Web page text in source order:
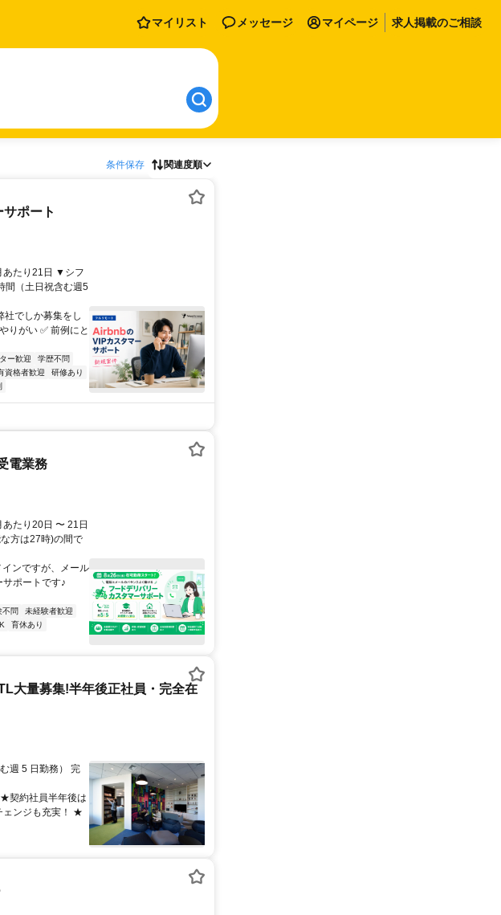
マイリスト メッセージ マイページ 求人掲載のご相談
条件保存 関連度順
ポート
あたり21日 ▼シフ
間（土日祝含む週5
でしか募集をし
りがい ✅ 前例にと
ー歓迎
学歴不問
資格者歓迎
研修あり
電業務
たり20日 〜 21日
方は27時)の間で
ンですが、メール
ポートです♪
不問
未経験者歓迎
育休あり
大量募集!半年後正社員・完全在
週 5 日勤務） 完
契約社員半年後は
ェンジも充実！ ★